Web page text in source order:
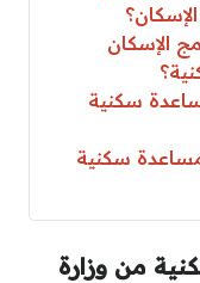
الإسكان
سكنية
سكنية
من وزارة